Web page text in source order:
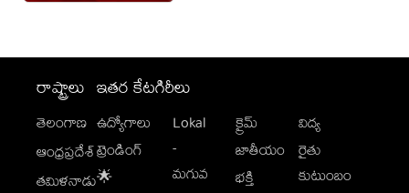
రాష్ట్రాలు
తెలంగాణ
ఆంధ్రప్రదేశ్
తమిళనాడు
ఇతర కేటగిరీలు
ఉద్యోగాలు
ట్రెండింగ్
🌟
Lokal
-
మగువ
క్రైమ్
జాతీయం
భక్తి
విద్య
రైతు
కుటుంబం